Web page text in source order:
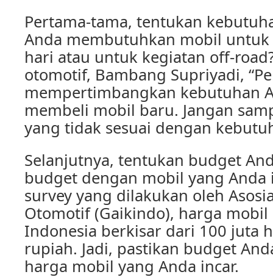
Pertama-tama, tentukan
Anda membutuhkan mobil
hari atau untuk kegiatan off-
otomotif, Bambang Supriyadi,
mempertimbangkan kebutuhan
membeli mobil baru. Jangan
yang tidak sesuai dengan
Selanjutnya, tentukan budget
budget dengan mobil yang
survey yang dilakukan oleh
Otomotif (Gaikindo), harga
Indonesia berkisar dari 100 juta
rupiah. Jadi, pastikan budget
harga mobil yang Anda incar.